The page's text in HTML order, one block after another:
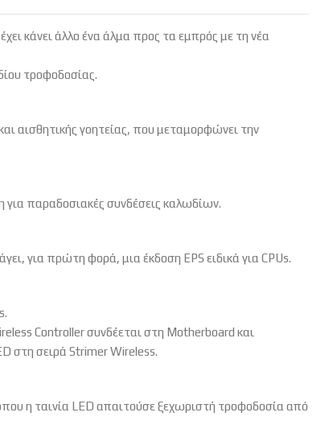
κάνει άλλο ένα άλμα προς τα εμπρός με τη νέα
τροφοδοσίας.
αισθητικής γοητείας, που μεταμορφώνει την
για παραδοσιακές συνδέσεις καλωδίων.
για πρώτη φορά, μια έκδοση EPS ειδικά για CPUs.
Controller συνδέεται στη Motherboard και
στη σειρά Strimer Wireless.
η ταινία LED απαιτούσε ξεχωριστή τροφοδοσία από